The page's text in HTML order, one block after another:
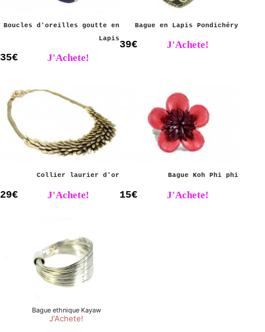
Boucles d'oreilles goutte en
Lapis
35€ J'Achete!
Bague en Lapis Pondichéry
39€ J'Achete!
Collier laurier d'or
29€ J'Achete!
Bague Koh Phi phi
15€ J'Achete!